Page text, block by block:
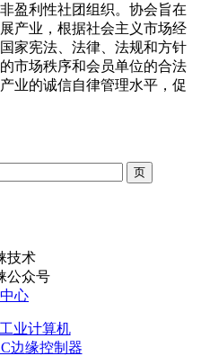
盈利性社团组织。协会旨在
产业，根据社会主义市场经
家宪法、法律、法规和方针
市场秩序和会员单位的合法
业的诚信自律管理水平，促
公众号
心
业计算机
边缘控制器